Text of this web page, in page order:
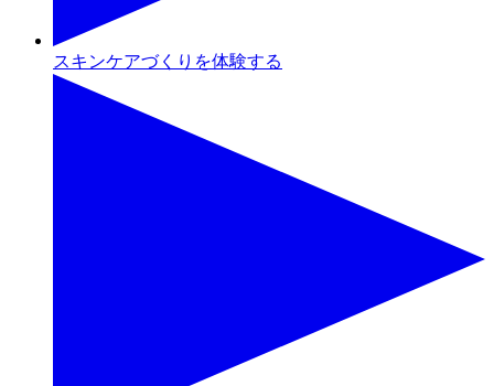
スキンケアづくりを体験する